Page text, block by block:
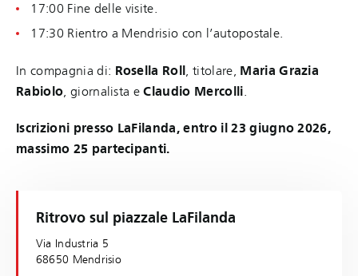
17:00 Fine delle visite.
17:30 Rientro a Mendrisio con l’autopostale.
In compagnia di: Rosella Roll, titolare, Maria Grazia
Rabiolo, giornalista eClaudio Mercolli.
Iscrizioni presso LaFilanda, entro il 23 giugno 2026,
massimo 25 partecipanti.
Ritrovo sul piazzale LaFilanda
Via Industria 5
68650 Mendrisio